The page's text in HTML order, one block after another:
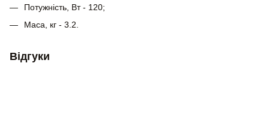
Потужність, Вт - 120;
Маса, кг - 3.2.
Відгуки